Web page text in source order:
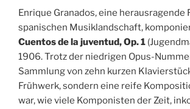
Enrique Granados, eine herausragende
spanischen Musiklandschaft,
Cuentos de la juventud, Op. 1
1906. Trotz der niedrigen Opus-
Sammlung von zehn kurzen
Frühwerk, sondern eine reife
war, wie viele Komponisten der Zeit,